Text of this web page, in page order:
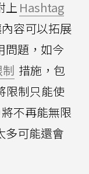
上 Hashtag
容可以拓展
問題，如今
制 措施，包
限制只能使
不再能無限
多可能還會